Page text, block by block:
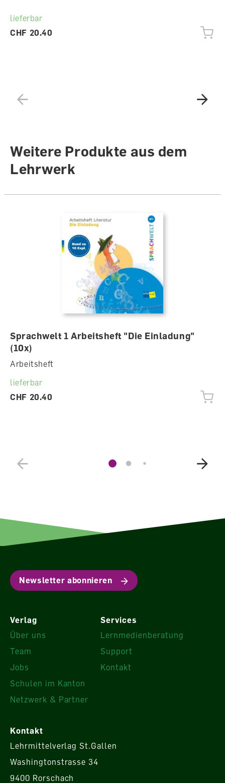
lieferbar
CHF 20.40
Weitere Produkte aus dem
Lehrwerk
Sprachwelt 1 Arbeitsheft "Die Einladung"
(10x)
Arbeitsheft
lieferbar
CHF 20.40
Newsletter abonnieren
Verlag
Über uns
Team
Jobs
Schulen im Kanton
Netzwerk & Partner
Services
Lernmedienberatung
Support
Kontakt
Kontakt
Lehrmittelverlag St.Gallen
Washingtonstrasse 34
9400 Rorschach